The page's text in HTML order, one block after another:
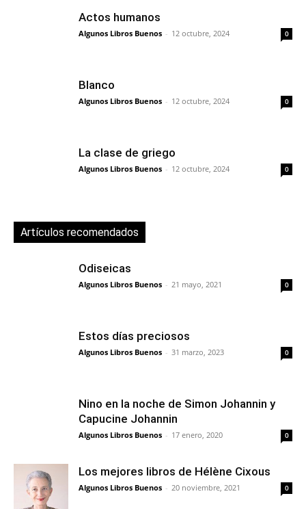
Actos humanos
Algunos Libros Buenos - 12 octubre, 2024 0
Blanco
Algunos Libros Buenos - 12 octubre, 2024 0
La clase de griego
Algunos Libros Buenos - 12 octubre, 2024 0
Artículos recomendados
Odiseicas
Algunos Libros Buenos - 21 mayo, 2021 0
Estos días preciosos
Algunos Libros Buenos - 31 marzo, 2023 0
Nino en la noche de Simon Johannin y
Capucine Johannin
Algunos Libros Buenos - 17 enero, 2020 0
Los mejores libros de Hélène Cixous
Algunos Libros Buenos - 20 noviembre, 2021 0